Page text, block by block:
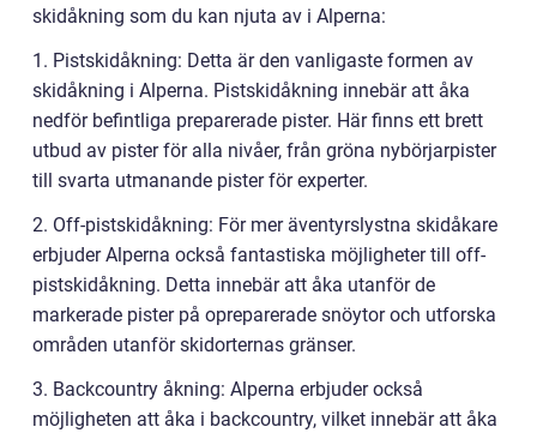
skidåkning som du kan njuta av i Alperna:
1. Pistskidåkning: Detta är den vanligaste formen av
skidåkning i Alperna. Pistskidåkning innebär att åka
nedför befintliga preparerade pister. Här finns ett brett
utbud av pister för alla nivåer, från gröna nybörjarpister
till svarta utmanande pister för experter.
2. Off-pistskidåkning: För mer äventyrslystna skidåkare
erbjuder Alperna också fantastiska möjligheter till off-
pistskidåkning. Detta innebär att åka utanför de
markerade pister på opreparerade snöytor och utforska
områden utanför skidorternas gränser.
3. Backcountry åkning: Alperna erbjuder också
möjligheten att åka i backcountry, vilket innebär att åka